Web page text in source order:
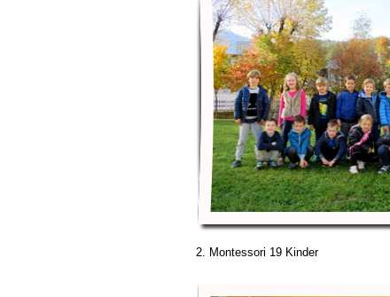
2. Montessori 19 Kinder